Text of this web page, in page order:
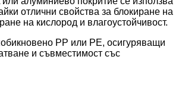
отлични свойства за блокиране на
на кислород и влагоустойчивост.
обикновено PP или PE, осигуряващи
и съвместимост със